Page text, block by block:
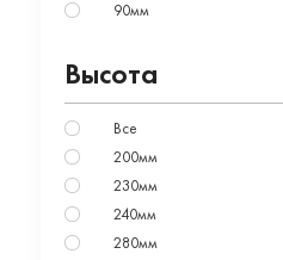
90мм
Высота
Все
200мм
230мм
240мм
280мм